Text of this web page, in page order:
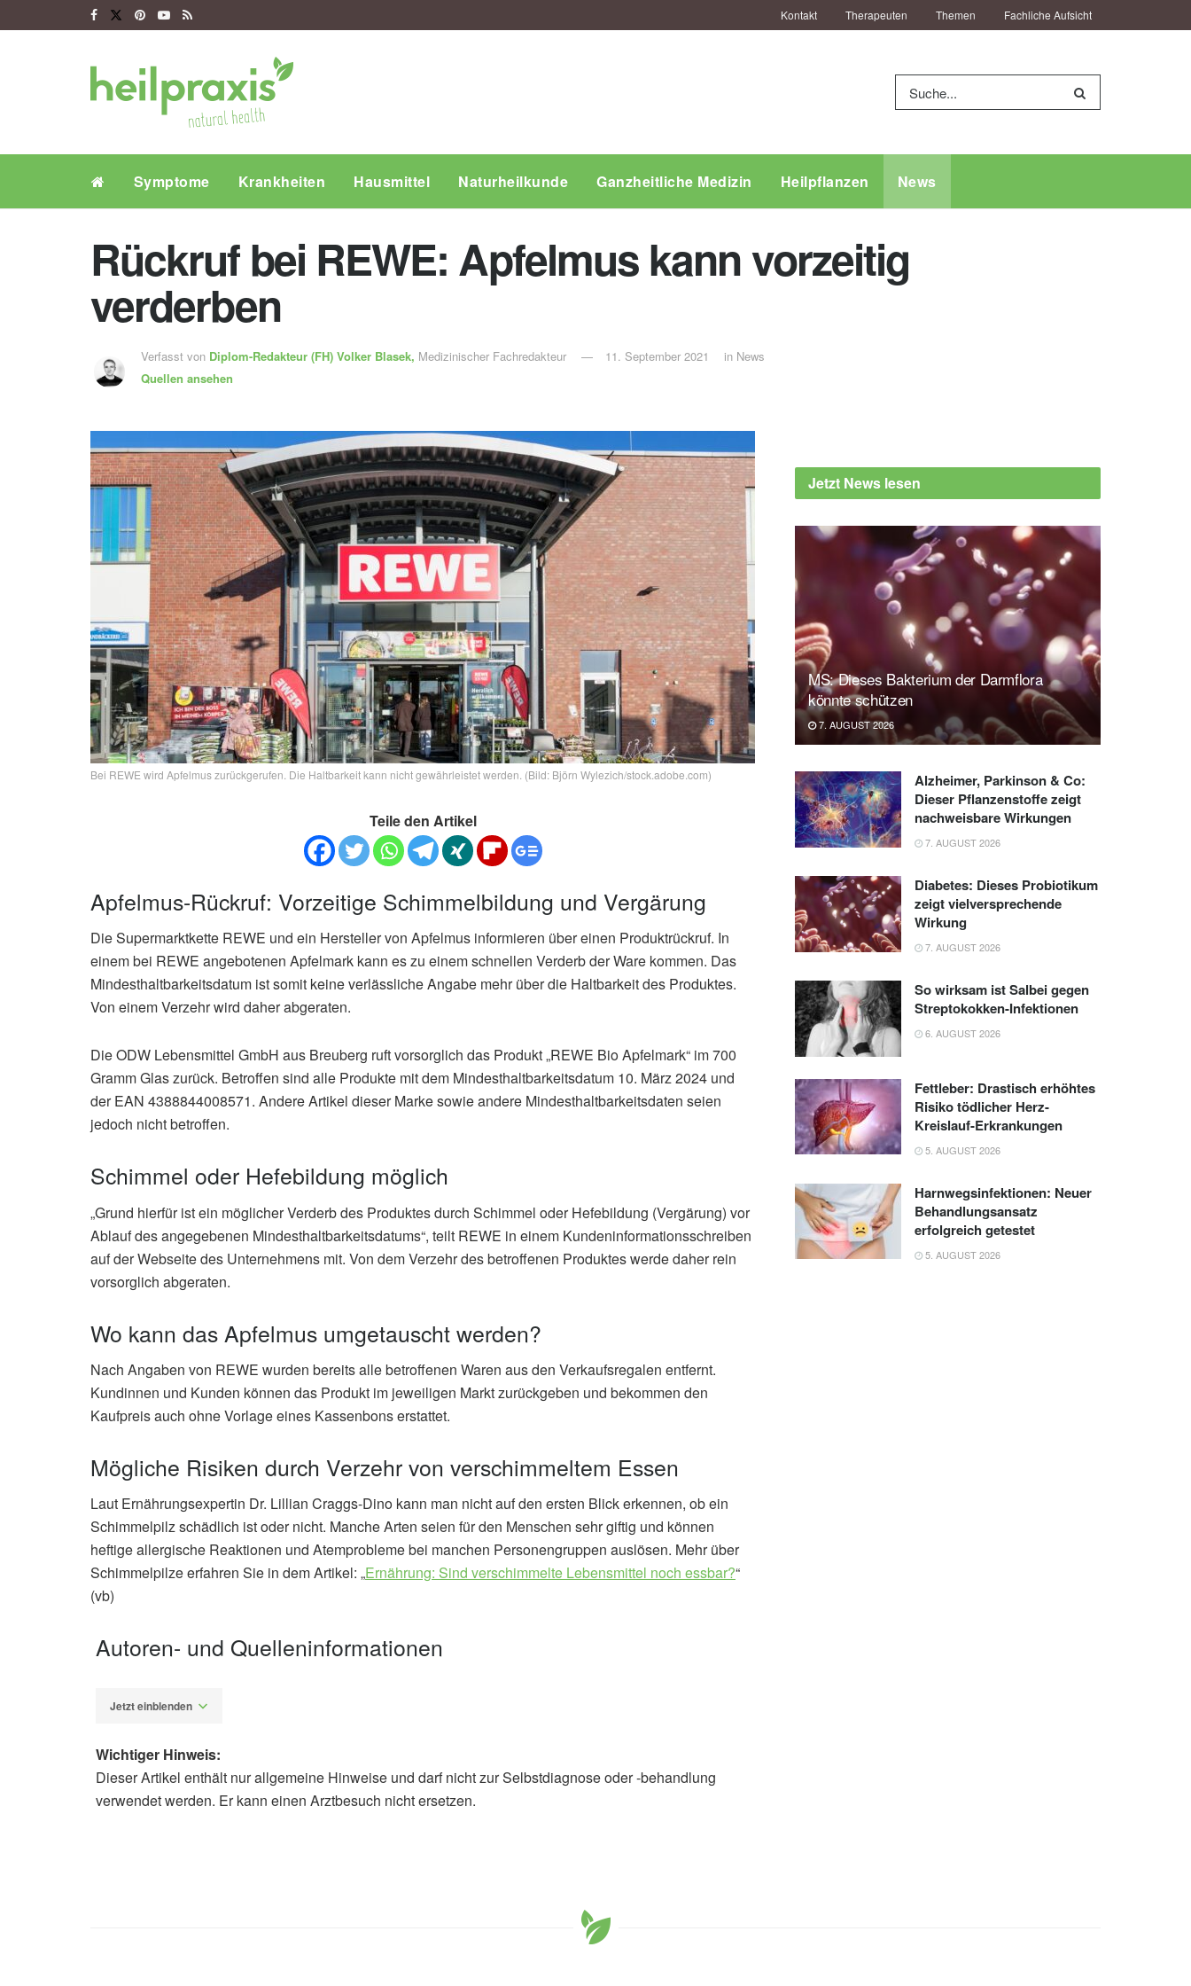
Kontakt Therapeuten Themen Fachliche Aufsicht
Symptome Krankheiten Hausmittel Naturheilkunde Ganzheitliche Medizin Heilpflanzen News
Rückruf bei REWE: Apfelmus kann vorzeitig
verderben
Verfasst von Diplom-Redakteur (FH) Volker Blasek, Medizinischer Fachredakteur
Quellen ansehen
11. September 2021 in News
Bei REWE wird Apfelmus zurückgerufen. Die Haltbarkeit kann nicht gewährleistet werden. (Bild: Björn Wylezich/stock.adobe.com)
Teile den Artikel
Apfelmus-Rückruf: Vorzeitige Schimmelbildung und Vergärung
Die Supermarktkette REWE und ein Hersteller von Apfelmus informieren über einen Produktrückruf. In
einem bei REWE angebotenen Apfelmark kann es zu einem schnellen Verderb der Ware kommen. Das
Mindesthaltbarkeitsdatum ist somit keine verlässliche Angabe mehr über die Haltbarkeit des Produktes.
Von einem Verzehr wird daher abgeraten.
Die ODW Lebensmittel GmbH aus Breuberg ruft vorsorglich das Produkt „REWE Bio Apfelmark“ im 700
Gramm Glas zurück. Betroffen sind alle Produkte mit dem Mindesthaltbarkeitsdatum 10. März 2024 und
der EAN 4388844008571. Andere Artikel dieser Marke sowie andere Mindesthaltbarkeitsdaten seien
jedoch nicht betroffen.
Schimmel oder Hefebildung möglich
„Grund hierfür ist ein möglicher Verderb des Produktes durch Schimmel oder Hefebildung (Vergärung) vor
Ablauf des angegebenen Mindesthaltbarkeitsdatums“, teilt REWE in einem Kundeninformationsschreiben
auf der Webseite des Unternehmens mit. Von dem Verzehr des betroffenen Produktes werde daher rein
vorsorglich abgeraten.
Wo kann das Apfelmus umgetauscht werden?
Nach Angaben von REWE wurden bereits alle betroffenen Waren aus den Verkaufsregalen entfernt.
Kundinnen und Kunden können das Produkt im jeweiligen Markt zurückgeben und bekommen den
Kaufpreis auch ohne Vorlage eines Kassenbons erstattet.
Mögliche Risiken durch Verzehr von verschimmeltem Essen
Laut Ernährungsexpertin Dr. Lillian Craggs-Dino kann man nicht auf den ersten Blick erkennen, ob ein
Schimmelpilz schädlich ist oder nicht. Manche Arten seien für den Menschen sehr giftig und können
heftige allergische Reaktionen und Atemprobleme bei manchen Personengruppen auslösen. Mehr über
Schimmelpilze erfahren Sie in dem Artikel: „Ernährung: Sind verschimmelte Lebensmittel noch essbar?“
(vb)
Autoren- und Quelleninformationen
Jetzt einblenden
Diplom-Redakteur (FH) Volker Blasek
Wichtiger Hinweis:
Dieser Artikel enthält nur allgemeine Hinweise und darf nicht zur Selbstdiagnose oder -behandlung
verwendet werden. Er kann einen Arztbesuch nicht ersetzen.
Jetzt News lesen
MS: Dieses Bakterium der Darmflora
könnte schützen
7. AUGUST 2026
Alzheimer, Parkinson & Co:
Dieser Pflanzenstoffe zeigt
nachweisbare Wirkungen
7. AUGUST 2026
Diabetes: Dieses Probiotikum
zeigt vielversprechende
Wirkung
7. AUGUST 2026
So wirksam ist Salbei gegen
Streptokokken-Infektionen
6. AUGUST 2026
Fettleber: Drastisch erhöhtes
Risiko tödlicher Herz-
Kreislauf-Erkrankungen
5. AUGUST 2026
Harnwegsinfektionen: Neuer
Behandlungsansatz
erfolgreich getestet
5. AUGUST 2026